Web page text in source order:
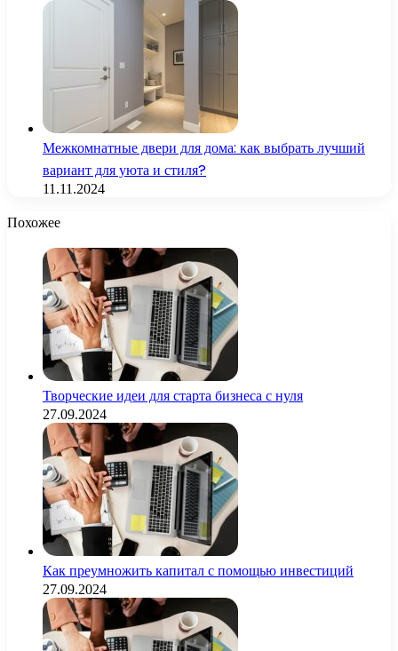
Межкомнатные двери для дома: как выбрать лучший
вариант для уюта и стиля?
11.11.2024
Похожее
Творческие идеи для старта бизнеса с нуля
27.09.2024
Как преумножить капитал с помощью инвестиций
27.09.2024